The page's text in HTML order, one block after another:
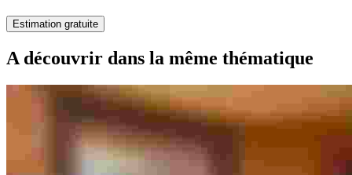
Estimation gratuite
A découvrir dans la même thématique